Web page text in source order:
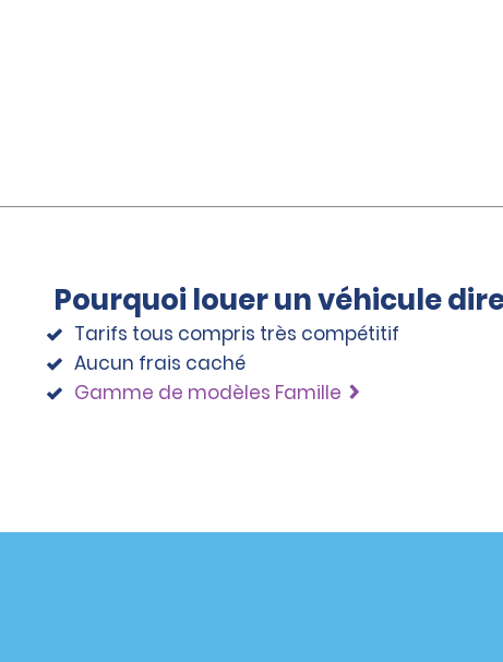
Pourquoi louer un véhicule
Tarifs tous compris très compétitif
Aucun frais caché
Gamme de modèles Famille